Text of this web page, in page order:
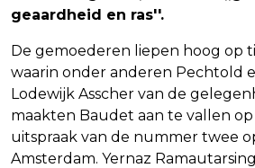
geaardheid en ras''.
De gemoederen liepen hoog op
waarin onder anderen Pechtold
Lodewijk Asscher van de
maakten Baudet aan te vallen
uitspraak van de nummer twee
Amsterdam. Yernaz